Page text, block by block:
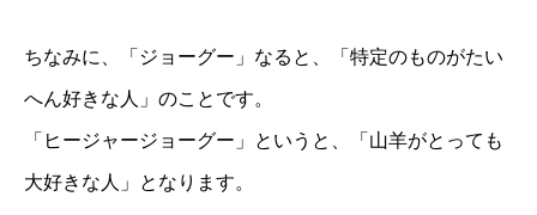
ちなみに、「ジョーグー」なると、「特定のものがたい
へん好きな人」のことです。
「ヒージャージョーグー」というと、「山羊がとっても
大好きな人」となります。